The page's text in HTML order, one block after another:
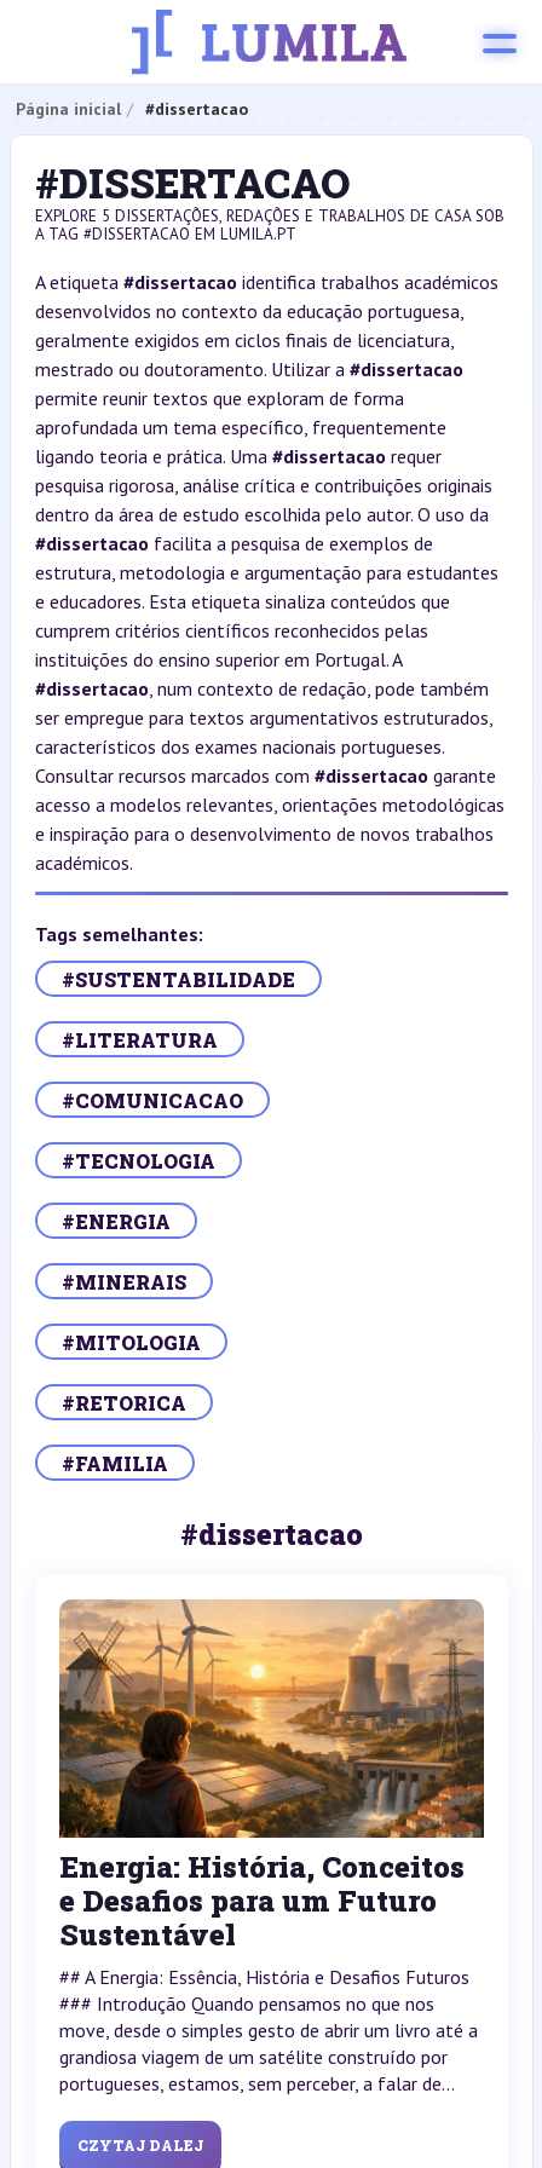
Página inicial #dissertacao
#DISSERTACAO
EXPLORE 5 DISSERTAÇÕES, REDAÇÕES E TRABALHOS DE CASA SOB
A TAG #DISSERTACAO EM LUMILA.PT
A etiqueta #dissertacao identifica trabalhos académicos
desenvolvidos no contexto da educação portuguesa,
geralmente exigidos em ciclos finais de licenciatura,
mestrado ou doutoramento. Utilizar a #dissertacao
permite reunir textos que exploram de forma
aprofundada um tema específico, frequentemente
ligando teoria e prática. Uma #dissertacao requer
pesquisa rigorosa, análise crítica e contribuições originais
dentro da área de estudo escolhida pelo autor. O uso da
#dissertacao facilita a pesquisa de exemplos de
estrutura, metodologia e argumentação para estudantes
e educadores. Esta etiqueta sinaliza conteúdos que
cumprem critérios científicos reconhecidos pelas
instituições do ensino superior em Portugal. A
#dissertacao, num contexto de redação, pode também
ser empregue para textos argumentativos estruturados,
característicos dos exames nacionais portugueses.
Consultar recursos marcados com #dissertacao garante
acesso a modelos relevantes, orientações metodológicas
e inspiração para o desenvolvimento de novos trabalhos
académicos.
Tags semelhantes:
#SUSTENTABILIDADE
#LITERATURA
#COMUNICACAO
#TECNOLOGIA
#ENERGIA
#MINERAIS
#MITOLOGIA
#RETORICA
#FAMILIA
#dissertacao
Energia: História, Conceitos
e Desafios para um Futuro
Sustentável
## A Energia: Essência, História e Desafios Futuros
### Introdução Quando pensamos no que nos
move, desde o simples gesto de abrir um livro até a
grandiosa viagem de um satélite construído por
portugueses, estamos, sem perceber, a falar de...
CZYTAJ DALEJ